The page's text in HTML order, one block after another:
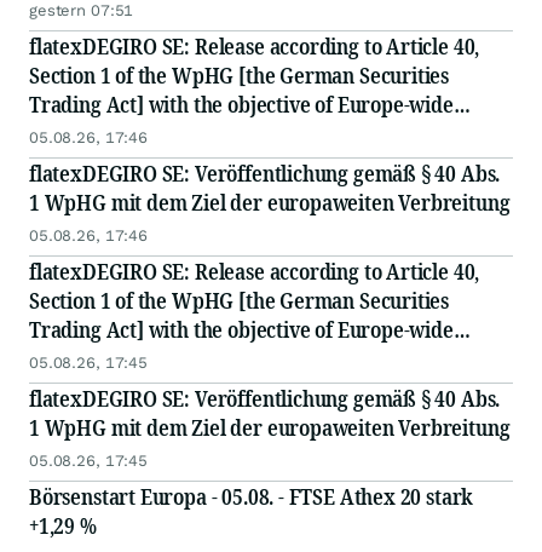
gestern 07:51
flatexDEGIRO SE: Release according to Article 40,
Section 1 of the WpHG [the German Securities
Trading Act] with the objective of Europe-wide
distribution
05.08.26, 17:46
flatexDEGIRO SE: Veröffentlichung gemäß § 40 Abs.
1 WpHG mit dem Ziel der europaweiten Verbreitung
05.08.26, 17:46
flatexDEGIRO SE: Release according to Article 40,
Section 1 of the WpHG [the German Securities
Trading Act] with the objective of Europe-wide
distribution
05.08.26, 17:45
flatexDEGIRO SE: Veröffentlichung gemäß § 40 Abs.
1 WpHG mit dem Ziel der europaweiten Verbreitung
05.08.26, 17:45
Börsenstart Europa - 05.08. - FTSE Athex 20 stark
+1,29 %